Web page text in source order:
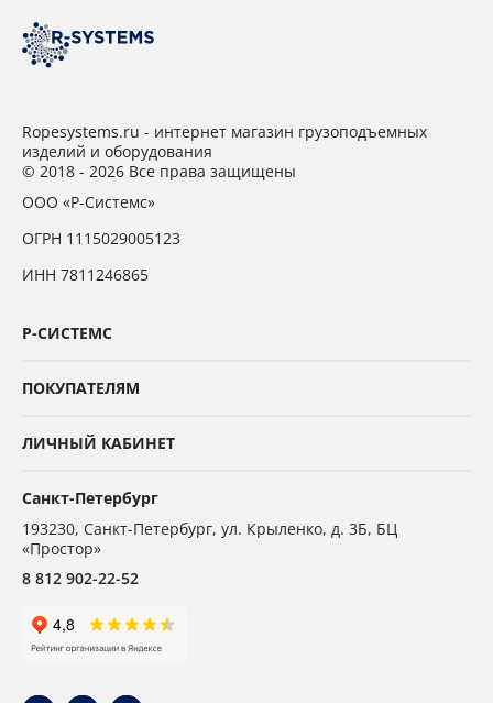
Ropesystems.ru - интернет магазин грузоподъемных
изделий и оборудования
© 2018 - 2026 Все права защищены
ООО «Р-Системс»
ОГРН 1115029005123
ИНН 7811246865
Р-СИСТЕМС
ПОКУПАТЕЛЯМ
ЛИЧНЫЙ КАБИНЕТ
Санкт-Петербург
193230, Санкт-Петербург, ул. Крыленко, д. 3Б, БЦ
«Простор»
8 812 902-22-52